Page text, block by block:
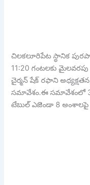
చిలకలూరిపేట స్థానిక
11:20 గంటలకు
చైర్మన్ షేక్ రఫాని
సమావేశం.ఈ సమావేశంలో
టేబుల్ ఎజెండా 8 అంశాలపై